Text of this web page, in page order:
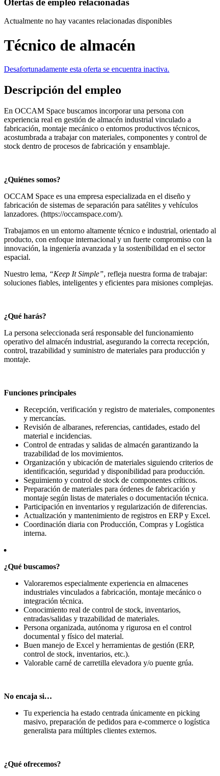
Actualmente no hay vacantes relacionadas disponibles
Técnico de almacén
Desafortunadamente esta oferta se encuentra inactiva.
Descripción del empleo
En OCCAM Space buscamos incorporar una persona con
experiencia real en gestión de almacén industrial vinculado a
fabricación, montaje mecánico o entornos productivos técnicos,
acostumbrada a trabajar con materiales, componentes y control de
stock dentro de procesos de fabricación y ensamblaje.
¿Quiénes somos?
OCCAM Space es una empresa especializada en el diseño y
fabricación de sistemas de separación para satélites y vehículos
lanzadores. (https://occamspace.com/).
Trabajamos en un entorno altamente técnico e industrial, orientado al
producto, con enfoque internacional y un fuerte compromiso con la
innovación, la ingeniería avanzada y la sostenibilidad en el sector
espacial.
Nuestro lema, “Keep It Simple”, refleja nuestra forma de trabajar:
soluciones fiables, inteligentes y eficientes para misiones complejas.
¿Qué harás?
La persona seleccionada será responsable del funcionamiento
operativo del almacén industrial, asegurando la correcta recepción,
control, trazabilidad y suministro de materiales para producción y
montaje.
Funciones principales
Recepción, verificación y registro de materiales, componentes
y mercancías.
Revisión de albaranes, referencias, cantidades, estado del
material e incidencias.
Control de entradas y salidas de almacén garantizando la
trazabilidad de los movimientos.
Organización y ubicación de materiales siguiendo criterios de
identificación, seguridad y disponibilidad para producción.
Seguimiento y control de stock de componentes críticos.
Preparación de materiales para órdenes de fabricación y
montaje según listas de materiales o documentación técnica.
Participación en inventarios y regularización de diferencias.
Actualización y mantenimiento de registros en ERP y Excel.
Coordinación diaria con Producción, Compras y Logística
interna.
¿Qué buscamos?
Valoraremos especialmente experiencia en almacenes
industriales vinculados a fabricación, montaje mecánico o
integración técnica.
Conocimiento real de control de stock, inventarios,
entradas/salidas y trazabilidad de materiales.
Persona organizada, autónoma y rigurosa en el control
documental y físico del material.
Buen manejo de Excel y herramientas de gestión (ERP,
control de stock, inventarios, etc.).
Valorable carné de carretilla elevadora y/o puente grúa.
No encaja si…
Tu experiencia ha estado centrada únicamente en picking
masivo, preparación de pedidos para e-commerce o logística
generalista para múltiples clientes externos.
¿Qué ofrecemos?